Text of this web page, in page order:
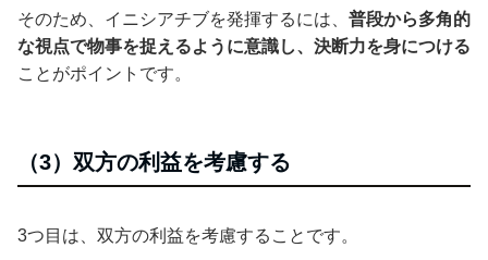
そのため、イニシアチブを発揮するには、 普段から多角的
な視点で物事を捉えるように意識し、決断力を身につける
ことがポイントです。
（3）双方の利益を考慮する
3つ目は、双方の利益を考慮することです。